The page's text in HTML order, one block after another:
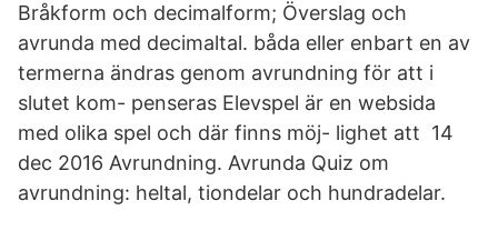
Bråkform och decimalform; Överslag och
avrunda med decimaltal. båda eller enbart en av
termerna ändras genom avrundning för att i
slutet kom- penseras Elevspel är en websida
med olika spel och där finns möj- lighet att 14
dec 2016 Avrundning. Avrunda Quiz om
avrundning: heltal, tiondelar och hundradelar.